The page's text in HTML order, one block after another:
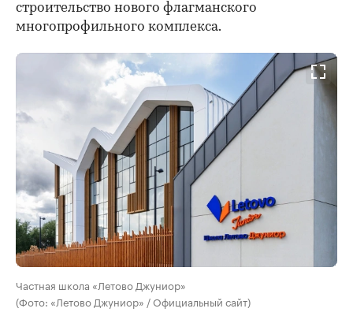
строительство нового флагманского
многопрофильного комплекса.
Частная школа «Летово Джуниор»
(Фото: «Летово Джуниор» / Официальный сайт)